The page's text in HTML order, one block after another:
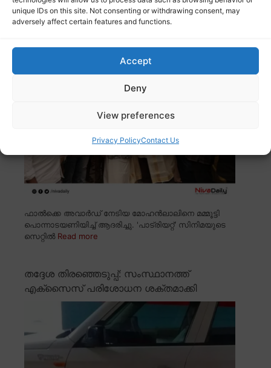
unique IDs on this site. Not consenting or withdrawing consent, may
adversely affect certain features and functions.
Accept
Deny
View preferences
Privacy PolicyContact Us
മോഹൻലാലിനെ പൊന്നാടയണിയിച്ച് മമ്മൂട്ടി;
ഫാൽക്കെ അവാർഡ് നേടിയ മോഹൻലാലിനെ മമ്മൂട്ടി
പൊന്നാടയണിയിച്ച് ആദരിച്ചു. 'പാട്രിയറ്റ്' സിനിമയുടെ
സെറ്റിൽ Read more
തദ്ദേശ തിരഞ്ഞെടുപ്പ്: സംസ്ഥാനത്ത്
എക്സൈസ് പരിശോധന ശക്തമാക്കി